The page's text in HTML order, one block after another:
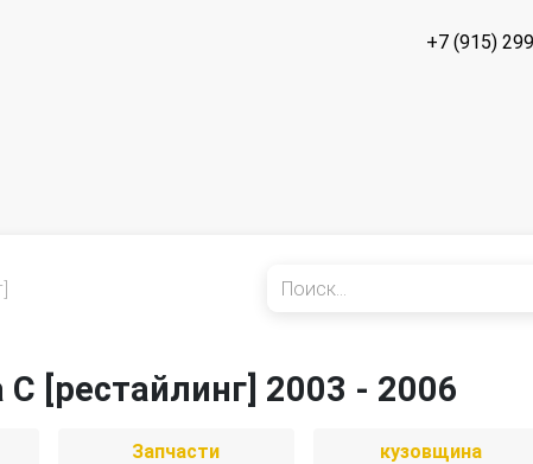
+7 (915)
C [рестайлинг] 2003 - 2006
Запчасти кузовщина